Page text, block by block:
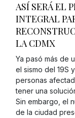
ASÍ SERÁ EL
INTEGRAL
LA CDMX
Ya pasó más de
el sismo del 19S
personas
tener una
Sin embargo, el
de la ciudad